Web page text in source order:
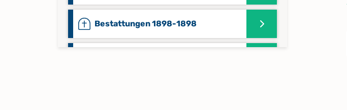
Bestattungen 1898-1898